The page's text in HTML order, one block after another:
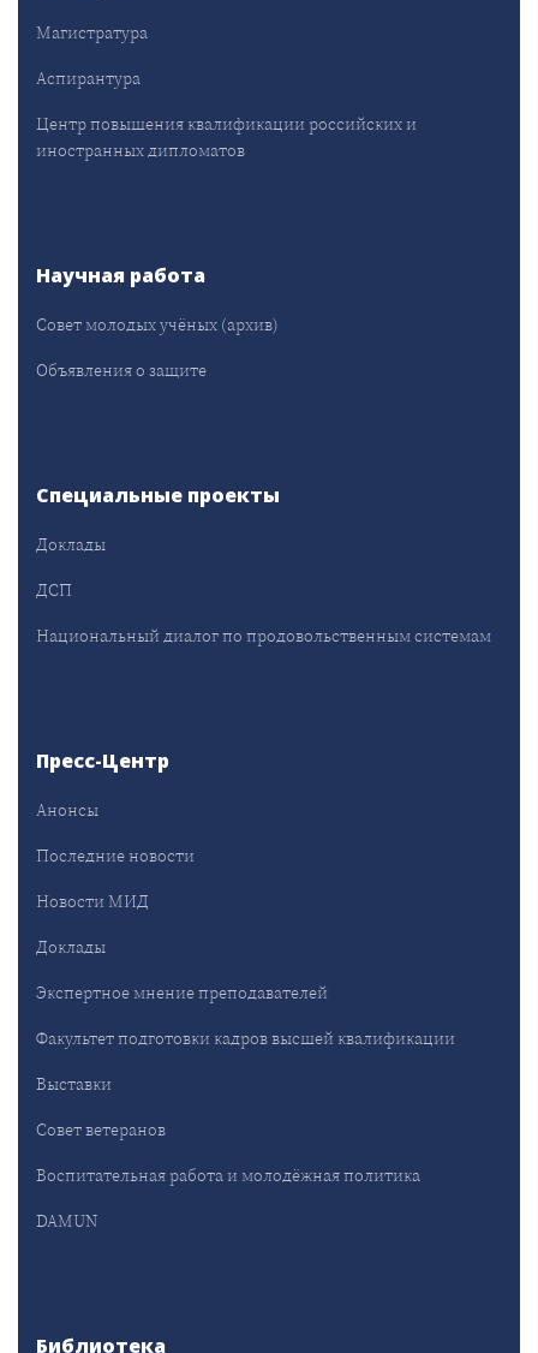
Магистратура
Аспирантура
Центр повышения квалификации российских и
иностранных дипломатов
Научная работа
Совет молодых учёных (архив)
Объявления о защите
Специальные проекты
Доклады
ДСП
Национальный диалог по продовольственным системам
Пресс-Центр
Анонсы
Последние новости
Новости МИД
Доклады
Экспертное мнение преподавателей
Факультет подготовки кадров высшей квалификации
Выставки
Совет ветеранов
Воспитательная работа и молодёжная политика
DAMUN
Библиотека